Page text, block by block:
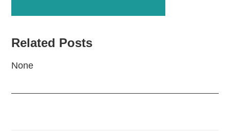
Related Posts
None